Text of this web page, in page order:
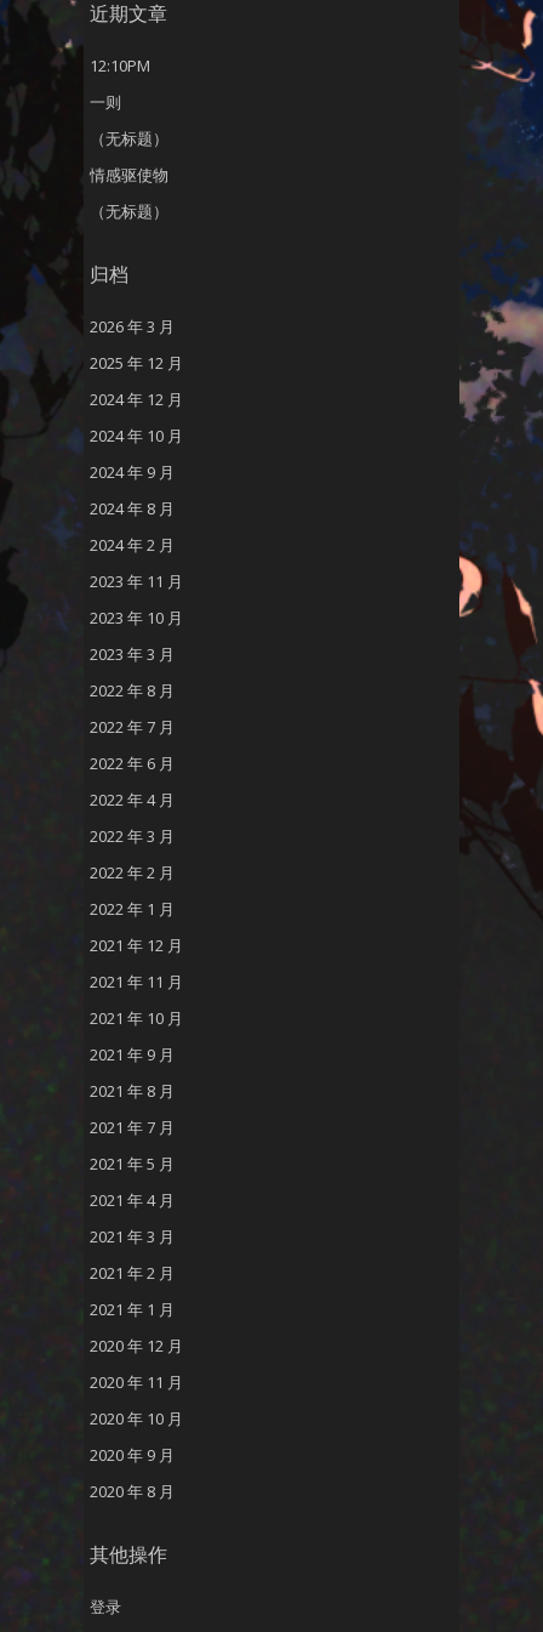
近期文章
12:10PM
一则
（无标题）
情感驱使物
（无标题）
归档
2026 年 3 月
2025 年 12 月
2024 年 12 月
2024 年 10 月
2024 年 9 月
2024 年 8 月
2024 年 2 月
2023 年 11 月
2023 年 10 月
2023 年 3 月
2022 年 8 月
2022 年 7 月
2022 年 6 月
2022 年 4 月
2022 年 3 月
2022 年 2 月
2022 年 1 月
2021 年 12 月
2021 年 11 月
2021 年 10 月
2021 年 9 月
2021 年 8 月
2021 年 7 月
2021 年 5 月
2021 年 4 月
2021 年 3 月
2021 年 2 月
2021 年 1 月
2020 年 12 月
2020 年 11 月
2020 年 10 月
2020 年 9 月
2020 年 8 月
其他操作
登录